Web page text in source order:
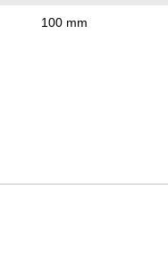
100 mm